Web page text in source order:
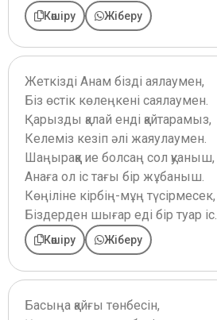
Көшіру Жіберу
Жеткізді Анам бізді аялаумен,
Біз өстік көлеңкені саялаумен.
Қарызды қалай енді қайтарамыз,
Келеміз кезіп әлі жаяулаумен.
Шаңыраққа ие болсаң сол қуаныш,
Анаға ол іс тағы бір жұбаныш.
Көңіліне кірбің-мұң түсірмесек,
Біздерден шығар еді бір туар іс.
Көшіру Жіберу
Басыңа қайғы төнбесін,